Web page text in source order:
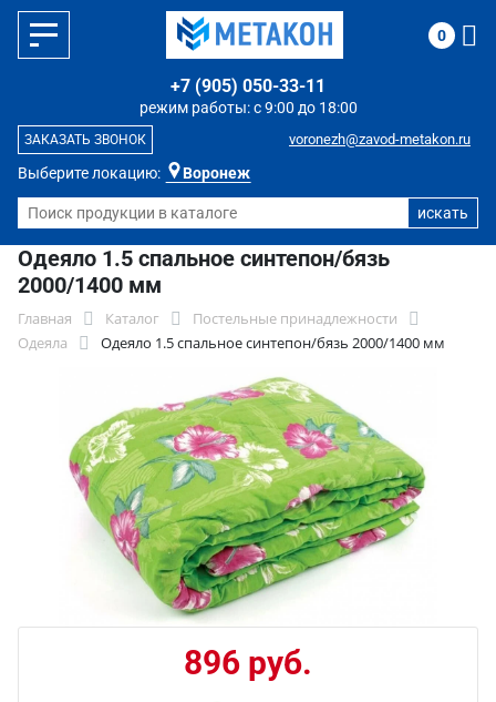
Выберите локацию: Воронеж
режим работы: с 9:00 до 18:00
+7 (905) 050-33-11
voronezh@zavod-metakon.ru
ЗАКАЗАТЬ ЗВОНОК
0
Одеяло 1.5 спальное синтепон/бязь
2000/1400 мм
Главная Каталог
Постельные принадлежности
Одеяла
Одеяло 1.5 спальное синтепон/бязь 2000/1400 мм
896 руб.